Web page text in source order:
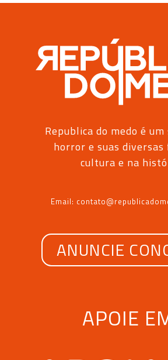
Republica do medo é
horror e suas diversas
cultura e na
Email:
ANUNCIE
APOIE